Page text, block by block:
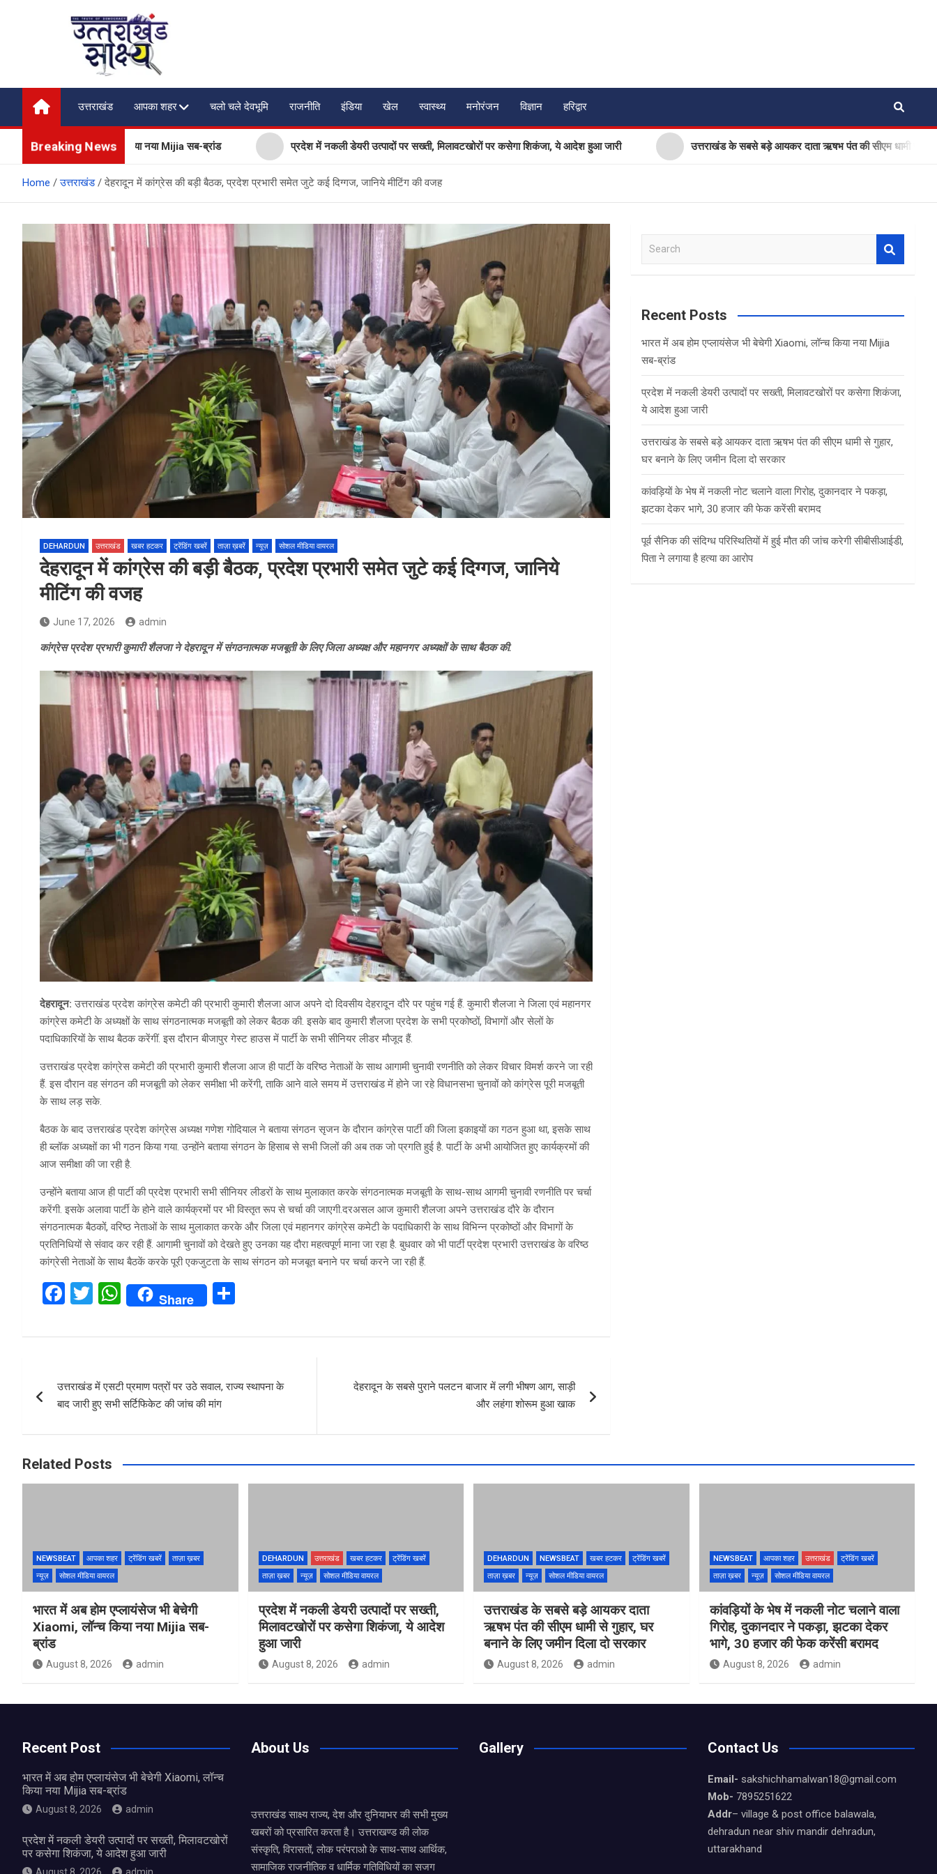
Uttarakhand Shakshya
My News Portal
उत्तराखंड
आपका शहर चलो चले देवभूमि राजनीति इंडिया खेल स्वास्थ्य मनोरंजन विज्ञान हरिद्वार
Breaking News
Xiaomi, लॉन्च किया नया Mijia सब-ब्रांड प्रदेश में नकली डेयरी उत्पादों पर सख्ती, मिलावटखोरों पर कसेगा शिकंजा, ये आदेश हुआ जारी उत्तराखंड के सबसे बड़े आयकर दाता ऋषभ पंत की सीएम धामी से गुहार, घर बनाने
Home उत्तराखंड देहरादून में कांग्रेस की बड़ी बैठक, प्रदेश प्रभारी समेत जुटे कई दिग्गज, जानिये मीटिंग की वजह
DEHARDUN उत्तराखंड खबर हटकर ट्रेंडिंग खबरें ताज़ा ख़बरें न्यूज़ सोशल मीडिया वायरल
देहरादून में कांग्रेस की बड़ी बैठक, प्रदेश प्रभारी समेत जुटे कई दिग्गज, जानिये
मीटिंग की वजह
June 17, 2026 admin
कांग्रेस प्रदेश प्रभारी कुमारी शैलजा ने देहरादून में संगठनात्मक मजबूती के लिए जिला अध्यक्ष और महानगर अध्यक्षों के साथ बैठक की.
देहरादून:उत्तराखंड प्रदेश कांग्रेस कमेटी की प्रभारी कुमारी शैलजा आज अपने दो दिवसीय देहरादून दौरे पर पहुंच गई हैं. कुमारी शैलजा ने जिला एवं महानगर
कांग्रेस कमेटी के अध्यक्षों के साथ संगठनात्मक मजबूती को लेकर बैठक की. इसके बाद कुमारी शैलजा प्रदेश के सभी प्रकोष्ठों, विभागों और सेलों के
पदाधिकारियों के साथ बैठक करेंगीं. इस दौरान बीजापुर गेस्ट हाउस में पार्टी के सभी सीनियर लीडर मौजूद हैं.
उत्तराखंड प्रदेश कांग्रेस कमेटी की प्रभारी कुमारी शैलजा आज ही पार्टी के वरिष्ठ नेताओं के साथ आगामी चुनावी रणनीति को लेकर विचार विमर्श करने जा रही
हैं. इस दौरान वह संगठन की मजबूती को लेकर समीक्षा भी करेंगी, ताकि आने वाले समय में उत्तराखंड में होने जा रहे विधानसभा चुनावों को कांग्रेस पूरी मजबूती
के साथ लड़ सके.
बैठक के बाद उत्तराखंड प्रदेश कांग्रेस अध्यक्ष गणेश गोदियाल ने बताया संगठन सृजन के दौरान कांग्रेस पार्टी की जिला इकाइयों का गठन हुआ था, इसके साथ
ही ब्लॉक अध्यक्षों का भी गठन किया गया. उन्होंने बताया संगठन के हिसाब से सभी जिलों की अब तक जो प्रगति हुई है. पार्टी के अभी आयोजित हुए कार्यक्रमों की
आज समीक्षा की जा रही है.
उन्होंने बताया आज ही पार्टी की प्रदेश प्रभारी सभी सीनियर लीडरों के साथ मुलाकात करके संगठनात्मक मजबूती के साथ-साथ आगमी चुनावी रणनीति पर चर्चा
करेंगी. इसके अलावा पार्टी के होने वाले कार्यक्रमों पर भी विस्तृत रूप से चर्चा की जाएगी.दरअसल आज कुमारी शैलजा अपने उत्तराखंड दौरे के दौरान
संगठनात्मक बैठकों, वरिष्ठ नेताओं के साथ मुलाकात करके और जिला एवं महानगर कांग्रेस कमेटी के पदाधिकारी के साथ विभिन्न प्रकोष्ठों और विभागों के
प्रतिनिधियों से संवाद कर रही हैं. आगामी चुनावों को देखते हुए उनका यह दौरा महत्वपूर्ण माना जा रहा है. बुधवार को भी पार्टी प्रदेश प्रभारी उत्तराखंड के वरिष्ठ
कांग्रेसी नेताओं के साथ बैठकें करके पूरी एकजुटता के साथ संगठन को मजबूत बनाने पर चर्चा करने जा रही हैं.
F
ce
o
o
k
T
tt
W
h
at
A
p
p
Share
ar
navigation
उत्तराखंड में एसटी प्रमाण पत्रों पर उठे सवाल, राज्य स्थापना के
बाद जारी हुए सभी सर्टिफिकेट की जांच की मांग
देहरादून के सबसे पुराने पलटन बाजार में लगी भीषण आग, साड़ी
और लहंगा शोरूम हुआ खाक
a
c
Recent Posts
भारत में अब होम एप्लायंसेज भी बेचेगी Xiaomi, लॉन्च किया नया Mijia
सब-ब्रांड
प्रदेश में नकली डेयरी उत्पादों पर सख्ती, मिलावटखोरों पर कसेगा शिकंजा,
ये आदेश हुआ जारी
उत्तराखंड के सबसे बड़े आयकर दाता ऋषभ पंत की सीएम धामी से गुहार,
घर बनाने के लिए जमीन दिला दो सरकार
कांवड़ियों के भेष में नकली नोट चलाने वाला गिरोह, दुकानदार ने पकड़ा,
झटका देकर भागे, 30 हजार की फेक करेंसी बरामद
पूर्व सैनिक की संदिग्ध परिस्थितियों में हुई मौत की जांच करेगी सीबीसीआईडी,
पिता ने लगाया है हत्या का आरोप
Related Posts
NEWSBEAT आपका शहर ट्रेंडिंग खबरें
ताज़ा ख़बर
न्यूज़
सोशल मीडिया वायरल
भारत में अब होम एप्लायंसेज भी बेचेगी
Xiaomi, लॉन्च किया नया Mijia सब-
ब्रांड
August 8, 2026 admin
DEHARDUN उत्तराखंड खबर हटकर
ट्रेंडिंग खबरें
ताज़ा ख़बर
न्यूज़ सोशल मीडिया वायरल
प्रदेश में नकली डेयरी उत्पादों पर सख्ती,
मिलावटखोरों पर कसेगा शिकंजा, ये आदेश
हुआ जारी
August 8, 2026 admin
DEHARDUN NEWSBEAT खबर हटकर
ट्रेंडिंग खबरें
ताज़ा ख़बर
न्यूज़ सोशल मीडिया वायरल
उत्तराखंड के सबसे बड़े आयकर दाता
ऋषभ पंत की सीएम धामी से गुहार, घर
बनाने के लिए जमीन दिला दो सरकार
August 8, 2026 admin
NEWSBEAT आपका शहर उत्तराखंड
ट्रेंडिंग खबरें
ताज़ा ख़बर
न्यूज़ सोशल मीडिया वायरल
कांवड़ियों के भेष में नकली नोट चलाने वाला
गिरोह, दुकानदार ने पकड़ा, झटका देकर
भागे, 30 हजार की फेक करेंसी बरामद
August 8, 2026 admin
Recent Post
भारत में अब होम एप्लायंसेज भी बेचेगी Xiaomi, लॉन्च
किया नया Mijia सब-ब्रांड
August 8, 2026 admin
प्रदेश में नकली डेयरी उत्पादों पर सख्ती, मिलावटखोरों
पर कसेगा शिकंजा, ये आदेश हुआ जारी
August 8, 2026 admin
About Us
उत्तराखंड साक्ष्य राज्य, देश और दुनियाभर की सभी मुख्य
खबरों को प्रसारित करता है। उत्तराखण्ड की लोक
संस्कृति, विरासतों, लोक परंपराओ के साथ-साथ आर्थिक,
सामाजिक राजनीतिक व धार्मिक गतिविधियों का सजग
Gallery Contact Us
Email- sakshichhamalwan18@gmail.com
Mob- 7895251622
Addr– village & post office balawala,
dehradun near shiv mandir dehradun,
uttarakhand